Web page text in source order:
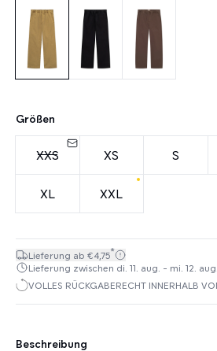
Größen
XXS XS S
XL XXL
Lieferung ab €4,75*
Lieferung zwischen di. 11. aug. - mi. 12. aug.
VOLLES RÜCKGABERECHT INNERHALB
Beschreibung